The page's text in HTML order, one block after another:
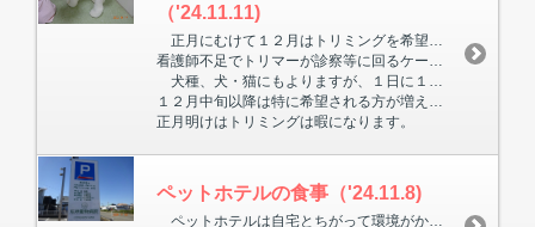
（'24.11.11)
正月にむけて１２月はトリミングを希望される方が多くなります。
看護師不足でトリマーが診察等に回るケースもありますので、４人のトリマーがいても、トリミング業務だけに専念できる体制には、今のところなっていません。
犬種、犬・猫にもよりますが、１日に１０頭以上は困難です。
１２月中旬以降は特に希望される方が増えますので、当院を主治医とされている方に限定させていただきますが、なるべく早めの予約をお願いいたします。
正月明けはトリミングは暇になります。
ペットホテルの食事（'24.11.8)